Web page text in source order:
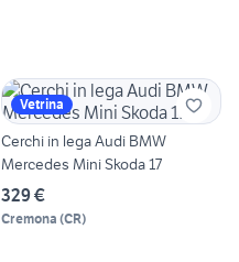
Vetrina
Cerchi in lega Audi BMW
Mercedes Mini Skoda 17
329 €
Cremona (CR)